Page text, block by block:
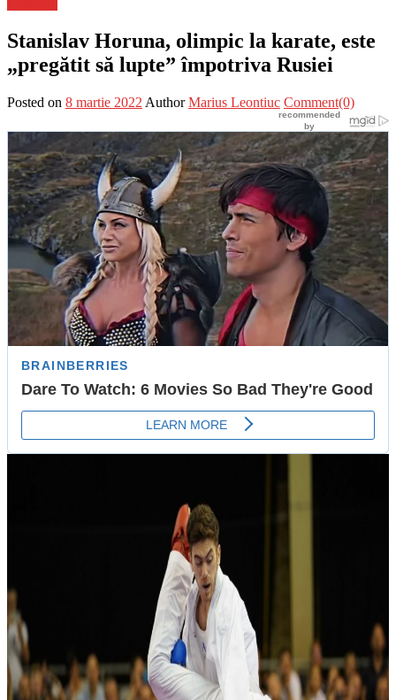
Stanislav Horuna, olimpic la karate, este
„pregătit să lupte” împotriva Rusiei
Posted on 8 martie 2022 Author Marius Leontiuc Comment(0)